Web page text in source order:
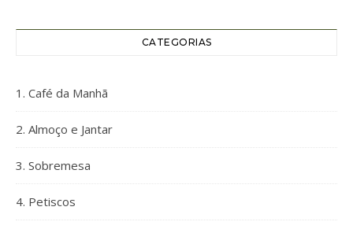
CATEGORIAS
1. Café da Manhã
2. Almoço e Jantar
3. Sobremesa
4. Petiscos